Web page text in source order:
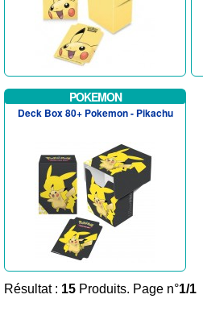
POKEMON
Deck Box 80+ Pokemon - Pikachu
Résultat : 15 Produits. Page n°1/1